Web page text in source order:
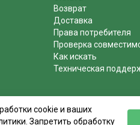
Возврат
Доставка
Права потребителя
Проверка
Как искать
Техническая
cookie и ваших
Запретить обработку